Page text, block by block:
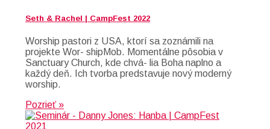
Seth & Rachel | CampFest 2022
Worship pastori z USA, ktorí sa zoznámili na
projekte Wor- shipMob. Momentálne pôsobia v
Sanctuary Church, kde chvá- lia Boha naplno a
každý deň. Ich tvorba predstavuje nový moderný
worship.
Pozrieť »